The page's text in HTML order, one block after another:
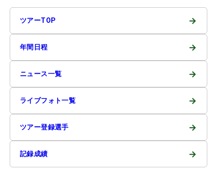
ツアーTOP →
年間日程 →
ニュース一覧 →
ライブフォト一覧 →
ツアー登録選手 →
記録成績 →